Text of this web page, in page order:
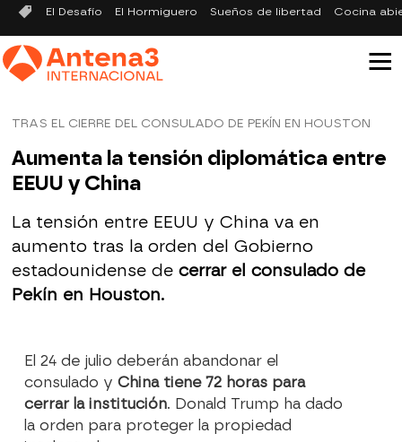
El Desafío El Hormiguero Sueños de libertad Cocina
TRAS EL CIERRE DEL CONSULADO DE PEKÍN EN HOUSTON
Aumenta la tensión diplomática entre
EEUU y China
La tensión entre EEUU y China va en
aumento tras la orden del Gobierno
estadounidense de cerrar el consulado de
Pekín en Houston.
El 24 de julio deberán abandonar el
consulado yChina tiene 72 horas para
cerrar la institución. Donald Trump ha dado
la orden para proteger la propiedad